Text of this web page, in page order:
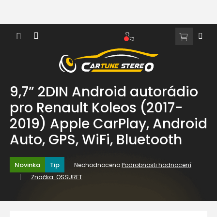
obsah
NÁKUPNÍ
9,7” 2DIN Android autorádio
pro Renault Koleos (2017-
2019) Apple CarPlay, Android
Auto, GPS, WiFi, Bluetooth
Novinka Tip
Průměrné
hodnocení
produktu
0,0
NeohodnocenoPodrobnosti hodnocení
Značka: OSSURET